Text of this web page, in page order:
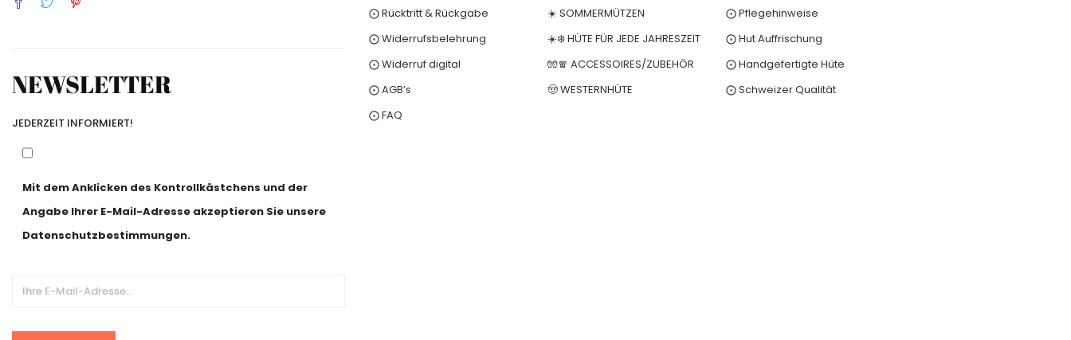
NEWSLETTER
JEDERZEIT INFORMIERT!
Mit dem Anklicken des Kontrollkästchens und der
Angabe Ihrer E-Mail-Adresse akzeptieren Sie unsere
Datenschutzbestimmungen.
⨀ Rücktritt & Rückgabe
⨀ Widerrufsbelehrung
⨀ Widerruf digital
⨀ AGB’s
⨀ FAQ
☀️ SOMMERMÜTZEN
☀️❄️ HÜTE FÜR JEDE JAHRESZEIT
🧤🧣 ACCESSOIRES/ZUBEHÖR
🤠 WESTERNHÜTE
⨀ Pflegehinweise
⨀ Hut Auffrischung
⨀ Handgefertigte Hüte
⨀ Schweizer Qualität